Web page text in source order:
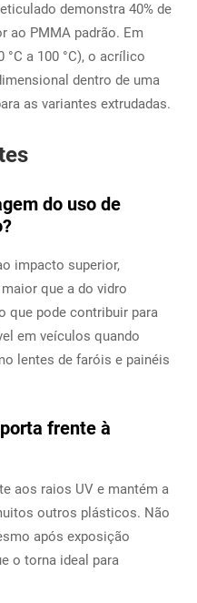
demonstra 40% de
ao PMMA padrão. Em
a 100 °C), o acrílico
dentro de uma
as variantes extrudadas.
do uso de
impacto superior,
que a do vidro
que pode contribuir para
em veículos quando
lentes de faróis e painéis
frente à
aos raios UV e mantém a
outros plásticos. Não
após exposição
o torna ideal para